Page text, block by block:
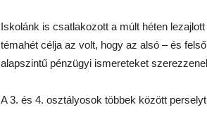
Iskolánk is csatlakozott a múlt héten
témahét célja az volt, hogy az alsó – és
alapszintű pénzügyi ismereteket
A 3. és 4. osztályosok többek között